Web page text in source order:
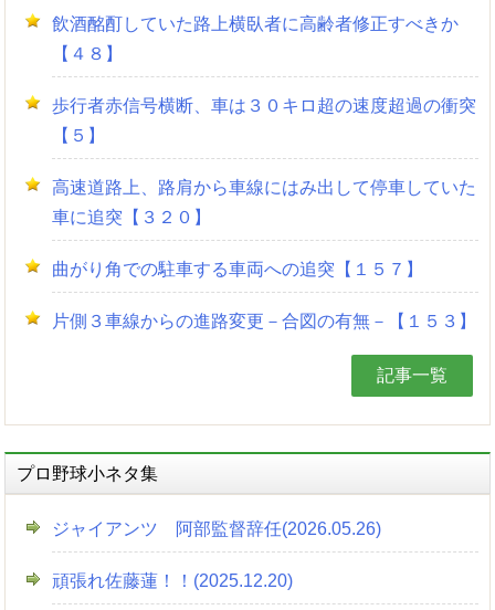
飲酒酩酊していた路上横臥者に高齢者修正すべきか
【４８】
歩行者赤信号横断、車は３０キロ超の速度超過の衝突
【５】
高速道路上、路肩から車線にはみ出して停車していた
車に追突【３２０】
曲がり角での駐車する車両への追突【１５７】
片側３車線からの進路変更－合図の有無－【１５３】
記事一覧
プロ野球小ネタ集
ジャイアンツ 阿部監督辞任(2026.05.26)
頑張れ佐藤蓮！！(2025.12.20)